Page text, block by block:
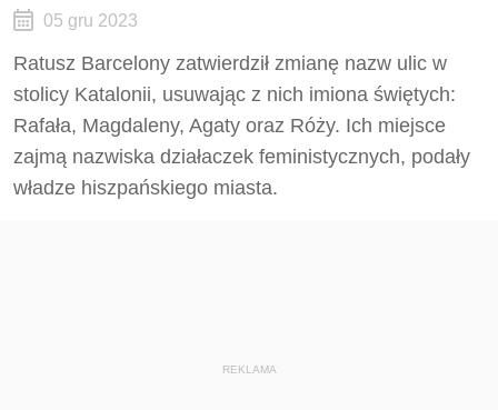
05 gru 2023
Ratusz Barcelony zatwierdził zmianę nazw ulic w
stolicy Katalonii, usuwając z nich imiona świętych:
Rafała, Magdaleny, Agaty oraz Róży. Ich miejsce
zajmą nazwiska działaczek feministycznych, podały
władze hiszpańskiego miasta.
REKLAMA